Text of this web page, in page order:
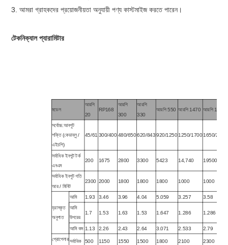
3. আমরা গ্রাহকদের প্রয়োজনীয়তা অনুযায়ী পণ্য কাস্টমাইজ করতে পারেন।
টেকনিক্যাল প্যারামিটার
মডেল
আরপি
20
RP168
আরপি
300
আরপি
330
আরপি 550 আরপি 1470 আরপি 1950
সর্বোচ্চ.আনপুট
শক্তি (কেডাব্লু /
এইচপি)
45/61 300/400 480/650620/843 920/1250 1250/1700 1650/2244
সর্বাধিক ইনপুট টর্ক
এনএম
200 1675 2800 3300 5423 14,740 19500
সর্বাধিক ইনপুট গতি
আর / মিনিট
2300 2000 1800 1800 1800 1000 1000
হ্রাসকৃত
অনুপাত
আমি 1.93 3.46 3.96 4.04 5.059 3.257
3.58
আমি
উপরের
1.7 1.53 1.63 1.53 1.647 1.286 1.286
আমি কম 1.13 2.26 2.43 2.64 3.071 2.533
2.79
প্রোপেলারসর্বাধিক 500 1150 1550 1500 1800 2100 2300